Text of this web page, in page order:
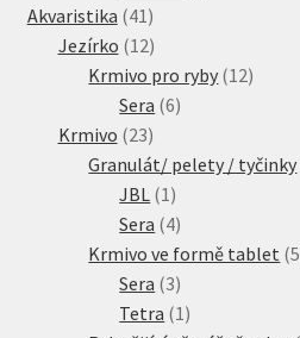
Akvaristika 41 41
produktů
Jezírko 1212
produktů
Krmivo pro ryby 1212
Sera 66
Krmivo 2323
produktů
Granulát/ pelety / tyčinky
JBL 1 1
produkt
Sera 44
produkty
Krmivo ve formě tablet 5
Sera 33
produkty
Tetra 1 1